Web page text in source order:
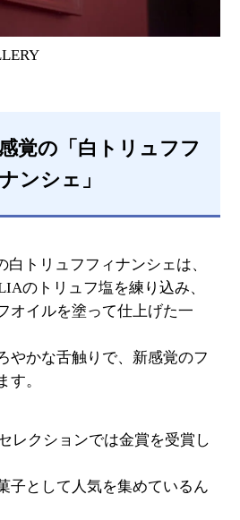
覚の「白トリュフフ
ンシェ」
白トリュフフィナンシェは、
のトリュフ塩を練り込み、
オイルを塗って仕上げた一
やかな舌触りで、新感覚のフ
す。
レクションでは金賞を受賞し
子として人気を集めているん